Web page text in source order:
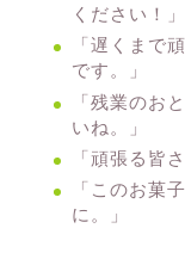
ください！」
「遅くまで
です。」
「残業のお
いね。」
「頑張る皆
「このお菓
に。」